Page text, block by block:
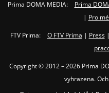
Prima DOMA MEDIA: Prima
| Pro
FTV Prima: O FTV Prima | Press|
Copyright © 2012 – 2026 Prima
vyhrazena.